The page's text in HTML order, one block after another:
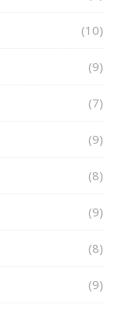
(10)
(9)
(7)
(9)
(8)
(9)
(8)
(9)